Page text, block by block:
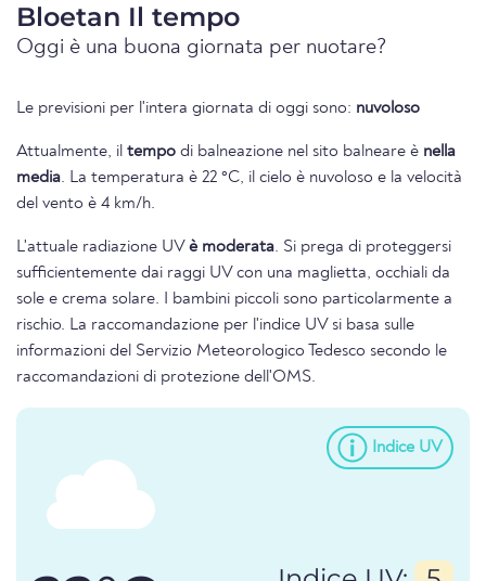
Bloetan Il tempo
Oggi è una buona giornata per nuotare?
Le previsioni per l'intera giornata di oggi sono: nuvoloso
Attualmente, il tempo di balneazione nel sito balneare è nella
media. La temperatura è 22 °C, il cielo è nuvoloso e la velocità
del vento è 4 km/h.
L'attuale radiazione UV è moderata. Si prega di proteggersi
sufficientemente dai raggi UV con una maglietta, occhiali da
sole e crema solare. I bambini piccoli sono particolarmente a
rischio. La raccomandazione per l'indice UV si basa sulle
informazioni del Servizio Meteorologico Tedesco secondo le
raccomandazioni di protezione dell'OMS.
Indice UV